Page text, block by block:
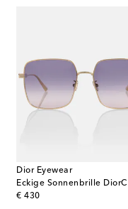
Dior Eyewear
€ 430
original price